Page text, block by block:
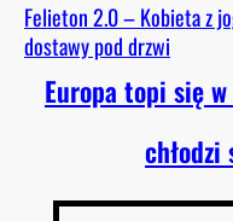
Felieton 2.0 – Kobieta z
dostawy pod drzwi
Europa topi się
chłodzi